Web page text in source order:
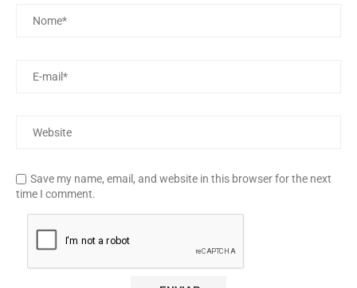
Save my name, email, and website in this browser for the next
time I comment.